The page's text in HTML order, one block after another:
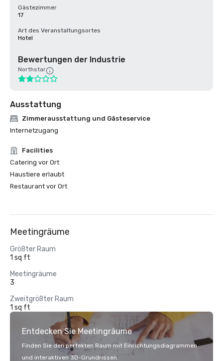
Gästezimmer
17
Art des Veranstaltungsortes
Hotel
Bewertungen der Industrie
Northstar
Ausstattung
Zimmerausstattung und Gästeservice
Internetzugang
Facilities
Catering vor Ort
Haustiere erlaubt
Restaurant vor Ort
Meetingräume
Größter Raum
1 sq ft
Meetingräume
3
Zweitgrößter Raum
1 sq ft
Entdecken Sie Meetingräume
Finden Sie den perfekten Raum mit Einrichtungsdiagrammen
und interaktiven 3D-Grundrissen.